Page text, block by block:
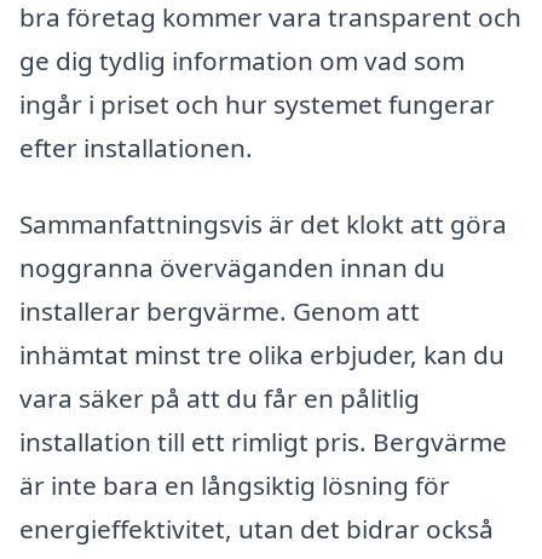
bra företag kommer vara transparent och
ge dig tydlig information om vad som
ingår i priset och hur systemet fungerar
efter installationen.
Sammanfattningsvis är det klokt att göra
noggranna överväganden innan du
installerar bergvärme. Genom att
inhämtat minst tre olika erbjuder, kan du
vara säker på att du får en pålitlig
installation till ett rimligt pris. Bergvärme
är inte bara en långsiktig lösning för
energieffektivitet, utan det bidrar också